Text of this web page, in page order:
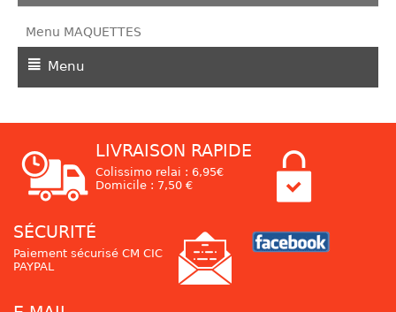
Menu MAQUETTES
Menu
LIVRAISON RAPIDE
Colissimo relai : 6,95€
Domicile : 7,50 €
SÉCURITÉ
Paiement sécurisé CM CIC
PAYPAL